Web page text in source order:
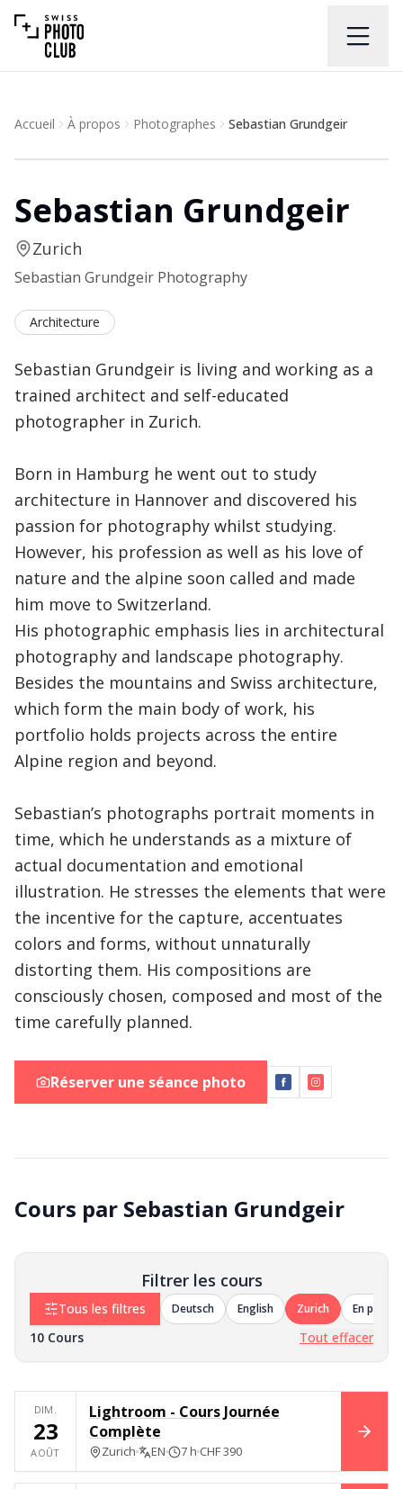
Accueil À propos Photographes Sebastian Grundgeir
Sebastian Grundgeir
Zurich
Sebastian Grundgeir Photography
Architecture
Sebastian Grundgeir is living and working as a
trained architect and self-educated
photographer in Zurich.
Born in Hamburg he went out to study
architecture in Hannover and discovered his
passion for photography whilst studying.
However, his profession as well as his love of
nature and the alpine soon called and made
him move to Switzerland.
His photographic emphasis lies in architectural
photography and landscape photography.
Besides the mountains and Swiss architecture,
which form the main body of work, his
portfolio holds projects across the entire
Alpine region and beyond.
Sebastian’s photographs portrait moments in
time, which he understands as a mixture of
actual documentation and emotional
illustration. He stresses the elements that were
the incentive for the capture, accentuates
colors and forms, without unnaturally
distorting them. His compositions are
consciously chosen, composed and most of the
time carefully planned.
Réserver une séance photo
Cours par Sebastian Grundgeir
Filtrer les cours
Tous les filtres Deutsch English Zurich En
10 Cours Tout effacer
DIM.
23
AOÛT
Lightroom - Cours Journée
Complète
Zurich EN 7 h CHF 390